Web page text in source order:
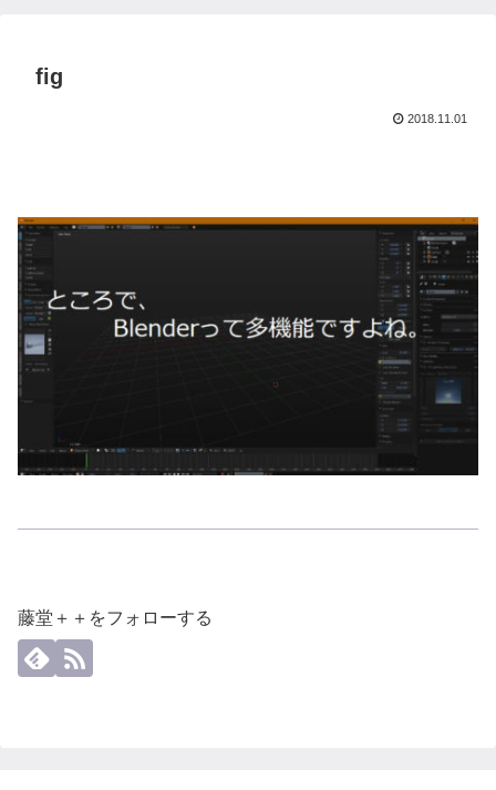
fig
2018.11.01
藤堂＋＋をフォローする